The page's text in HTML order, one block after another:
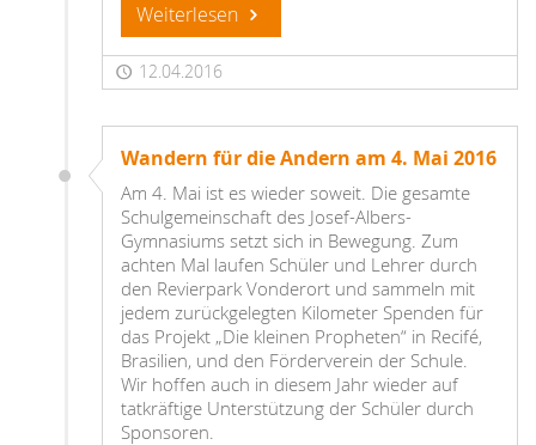
Weiterlesen
12.04.2016
Wandern für die Andern am 4. Mai 2016
Am 4. Mai ist es wieder soweit. Die gesamte
Schulgemeinschaft des Josef-Albers-
Gymnasiums setzt sich in Bewegung. Zum
achten Mal laufen Schüler und Lehrer durch
den Revierpark Vonderort und sammeln mit
jedem zurückgelegten Kilometer Spenden für
das Projekt „Die kleinen Propheten“ in Recifé,
Brasilien, und den Förderverein der Schule.
Wir hoffen auch in diesem Jahr wieder auf
tatkräftige Unterstützung der Schüler durch
Sponsoren.